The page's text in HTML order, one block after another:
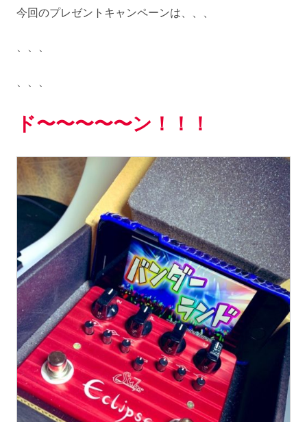
今回のプレゼントキャンペーンは、、、
、、、
ド〜〜〜〜〜ン！！！